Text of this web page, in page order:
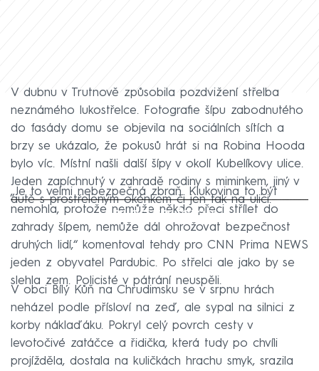
V dubnu v Trutnově způsobila pozdvižení střelba
neznámého lukostřelce. Fotografie šípu zabodnutého
do fasády domu se objevila na sociálních sítích a
brzy se ukázalo, že pokusů hrát si na Robina Hooda
bylo víc. Místní našli další šípy v okolí Kubelíkovy ulice.
Jeden zapíchnutý v zahradě rodiny s miminkem, jiný v
autě s prostřeleným okénkem či jen tak na ulici.
Failed to fetch
„Je to velmi nebezpečná zbraň. Klukovina to být
nemohla, protože nemůže někdo přeci střílet do
zahrady šípem, nemůže dál ohrožovat bezpečnost
druhých lidí,“ komentoval tehdy pro CNN Prima NEWS
jeden z obyvatel Pardubic. Po střelci ale jako by se
slehla zem. Policisté v pátrání neuspěli.
V obci Bílý Kůň na Chrudimsku se v srpnu hrách
neházel podle přísloví na zeď, ale sypal na silnici z
korby náklaďáku. Pokryl celý povrch cesty v
levotočivé zatáčce a řidička, která tudy po chvíli
projížděla, dostala na kuličkách hrachu smyk, srazila